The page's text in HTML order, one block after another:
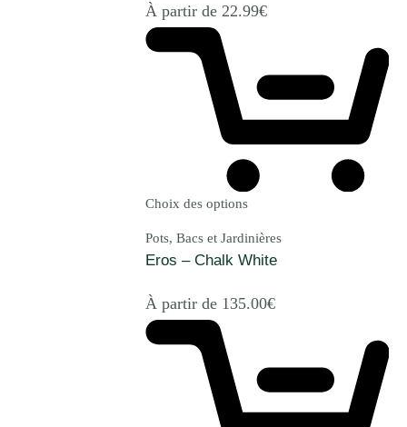
À partir de 22.99€
Choix des options
Pots, Bacs et Jardinières
Eros – Chalk White
À partir de 135.00€